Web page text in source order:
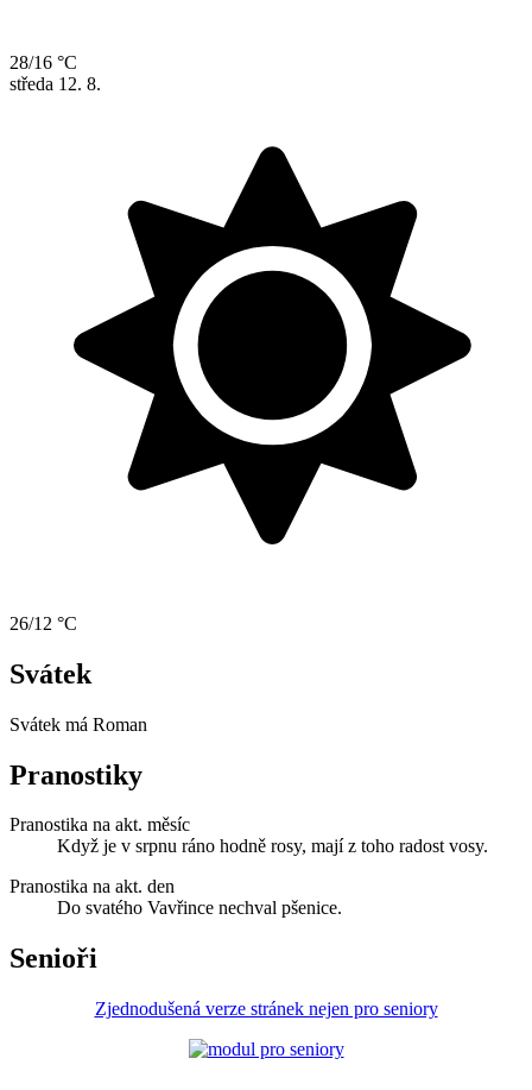
28/16 °C
středa 12. 8.
26/12 °C
Svátek
Svátek má Roman
Pranostiky
Pranostika na akt. měsíc
Když je v srpnu ráno hodně rosy, mají z toho radost vosy.
Pranostika na akt. den
Do svatého Vavřince nechval pšenice.
Senioři
Zjednodušená verze stránek nejen pro seniory